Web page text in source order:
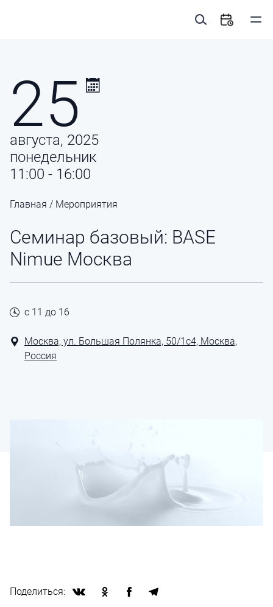
25
августа, 2025
понедельник
11:00 - 16:00
Главная / Мероприятия
Семинар базовый: BASE
Nimue Москва
с 11 до 16
Москва, ул. Большая Полянка, 50/1с4, Москва,
Россия
Поделиться: